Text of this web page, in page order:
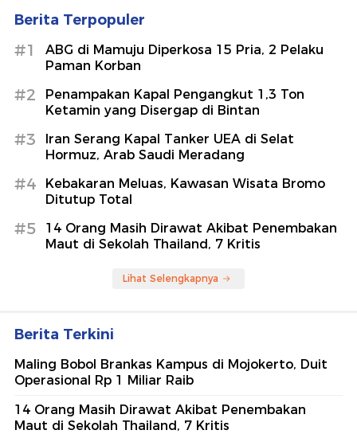
Berita Terpopuler
#1
ABG di Mamuju Diperkosa 15 Pria, 2 Pelaku
Paman Korban
#2
Penampakan Kapal Pengangkut 1,3 Ton
Ketamin yang Disergap di Bintan
#3
Iran Serang Kapal Tanker UEA di Selat
Hormuz, Arab Saudi Meradang
#4
Kebakaran Meluas, Kawasan Wisata Bromo
Ditutup Total
#5
14 Orang Masih Dirawat Akibat Penembakan
Maut di Sekolah Thailand, 7 Kritis
Lihat Selengkapnya
Berita Terkini
Maling Bobol Brankas Kampus di Mojokerto, Duit
Operasional Rp 1 Miliar Raib
14 Orang Masih Dirawat Akibat Penembakan
Maut di Sekolah Thailand, 7 Kritis